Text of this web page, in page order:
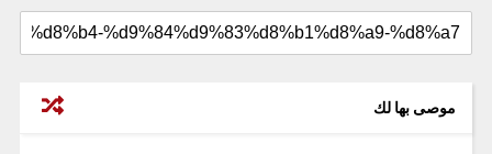
موصى بها لك